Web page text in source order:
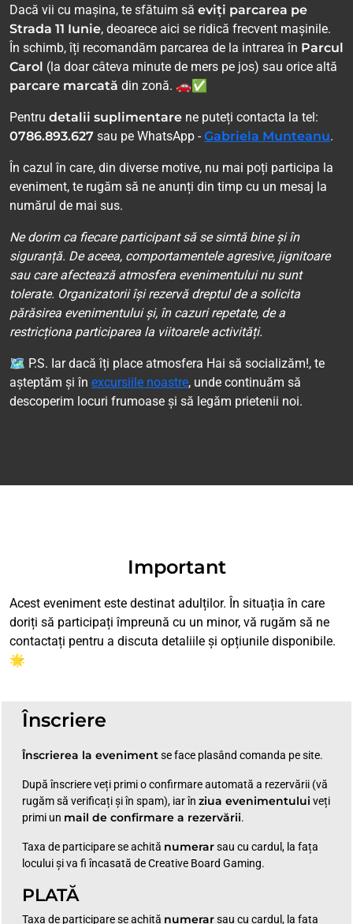
Dacă vii cu mașina, te sfătuim să eviți parcarea pe
Strada 11 Iunie, deoarece aici se ridică frecvent mașinile.
În schimb, îți recomandăm parcarea de la intrarea în Parcul
Carol (la doar câteva minute de mers pe jos) sau orice altă
parcare marcată din zonă. 🚗✅
Pentru detalii suplimentare ne puteți contacta la tel:
0786.893.627 sau pe WhatsApp - Gabriela Munteanu.
În cazul în care, din diverse motive, nu mai poți participa la
eveniment, te rugăm să ne anunți din timp cu un mesaj la
numărul de mai sus.
Ne dorim ca fiecare participant să se simtă bine și în
siguranță. De aceea, comportamentele agresive, jignitoare
sau care afectează atmosfera evenimentului nu sunt
tolerate. Organizatorii își rezervă dreptul de a solicita
părăsirea evenimentului și, în cazuri repetate, de a
restricționa participarea la viitoarele activități.
🗺 P.S. Iar dacă îți place atmosfera Hai să socializăm!, te
așteptăm și în excursiile noastre, unde continuăm să
descoperim locuri frumoase și să legăm prietenii noi.
Important
Acest eveniment este destinat adulților. În situația în care
doriți să participați împreună cu un minor, vă rugăm să ne
contactați pentru a discuta detaliile și opțiunile disponibile.
🌟
Înscriere
Înscrierea la evenimentse face plasând comanda pe site.
După înscriere veți primi o confirmare automată a rezervării (vă
rugăm să verificați și în spam), iar în ziua evenimentului veți
primi un mail de confirmare a rezervării.
Taxa de participare se achită numerarsau cu cardul, la fața
locului și va fi încasată de Creative Board Gaming.
PLATĂ
Taxa de participare se achită numerarsau cu cardul, la fața